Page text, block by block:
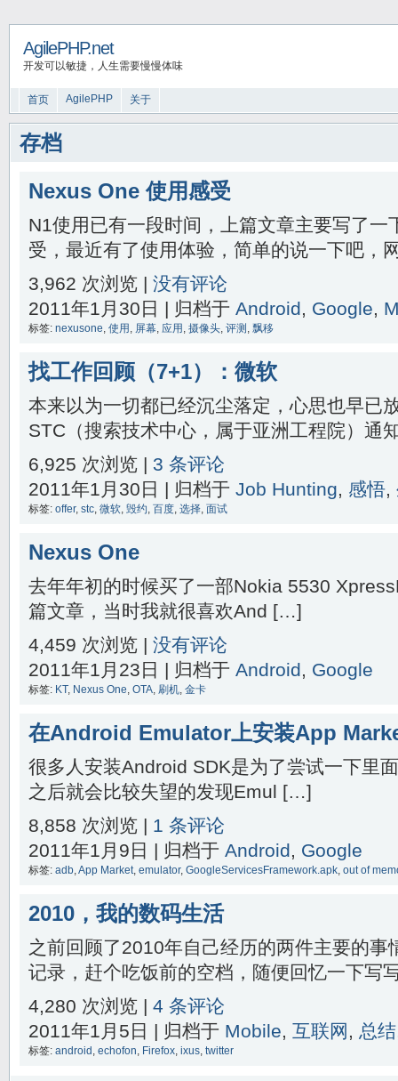
AgilePHP.net
开发可以敏捷，人生需要慢慢体味
首页 AgilePHP 关于
存档
Nexus One 使用感受
N1使用已有一段时间，上篇文章主要写了一
受，最近有了使用体验，简单的说一下吧，
3,962 次浏览 | 没有评论
2011年1月30日 | 归档于 Android, Google,
标签: nexusone, 使用 , 屏幕, 应用 , 摄像头, 评测 , 飘移
找工作回顾（7+1）：微软
本来以为一切都已经沉尘落定，心思也早已
STC（搜索技术中心，属于亚洲工程院）通
6,925 次浏览 | 3 条评论
2011年1月30日 | 归档于 Job Hunting, 感悟,
标签: offer, stc, 微软, 毁约, 百度, 选择, 面试
Nexus One
去年年初的时候买了一部Nokia 5530
篇文章，当时我就很喜欢And […]
4,459 次浏览 | 没有评论
2011年1月23日 | 归档于 Android, Google
标签: KT, Nexus One, OTA, 刷机, 金卡
在Android Emulator上安装App
很多人安装Android SDK是为了尝试一下里
之后就会比较失望的发现Emul […]
8,858 次浏览 | 1 条评论
2011年1月9日 | 归档于 Android, Google
标签: adb,App Market, emulator, GoogleServicesFramework.apk, out of
2010，我的数码生活
之前回顾了2010年自己经历的两件主要的事
记录，赶个吃饭前的空档，随便回忆一下写
4,280 次浏览 | 4 条评论
2011年1月5日 | 归档于 Mobile, 互联网 , 总结
标签: android , echofon, Firefox, ixus, twitter